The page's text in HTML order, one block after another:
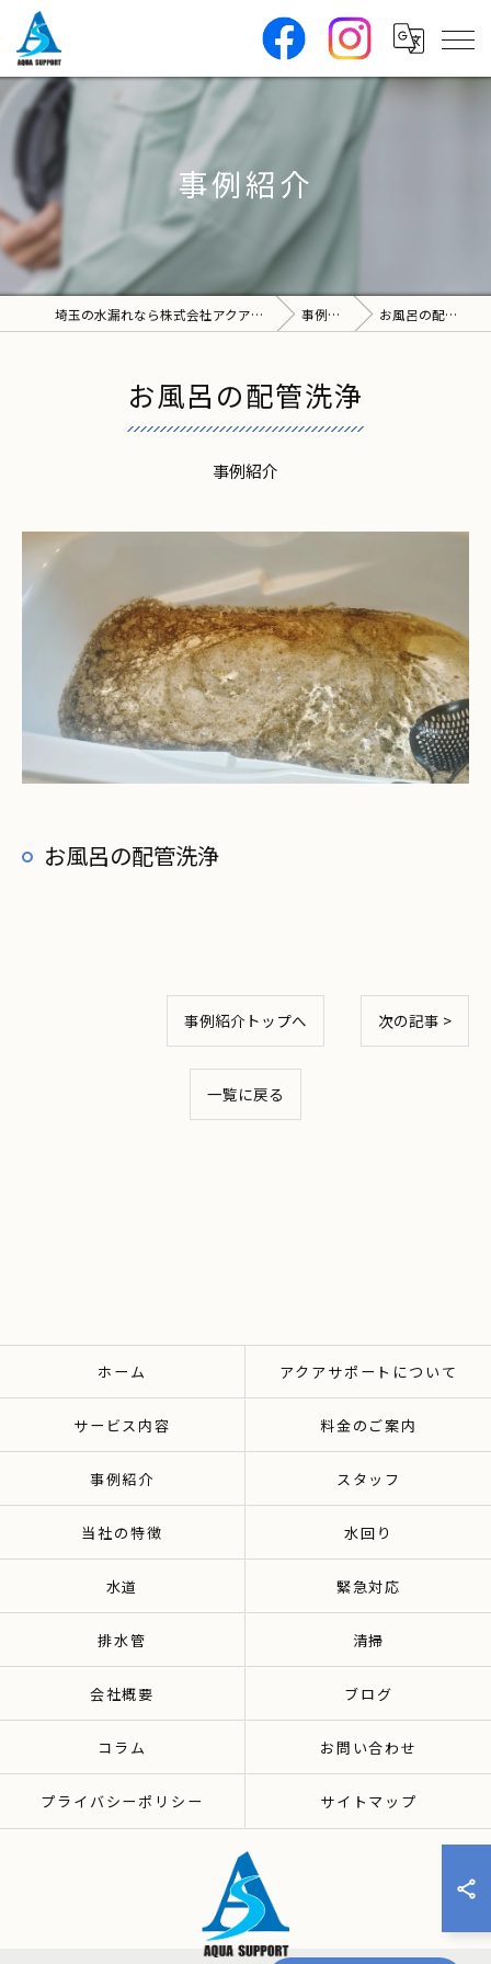
事例紹介
埼玉の水漏れなら株式会社アクアサポート 事例紹介 お風呂の配管洗浄
事例紹介
お風呂の配管洗浄
お風呂の配管洗浄
事例紹介トップへ 次の記事 >
一覧に戻る
ホーム アクアサポートについて
サービス内容 料金のご案内
事例紹介 スタッフ
当社の特徴 水回り
水道 緊急対応
排水管 清掃
会社概要 ブログ
コラム お問い合わせ
プライバシーポリシー サイトマップ